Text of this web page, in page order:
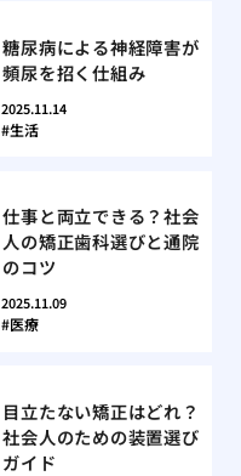
糖尿病による神経障害が
頻尿を招く仕組み
2025.11.14
生活
仕事と両立できる？社会
人の矯正歯科選びと通院
のコツ
2025.11.09
医療
目立たない矯正はどれ？
社会人のための装置選び
ガイド